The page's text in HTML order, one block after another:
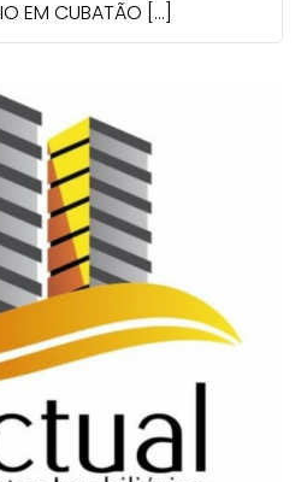
EM CUBATÃO […]